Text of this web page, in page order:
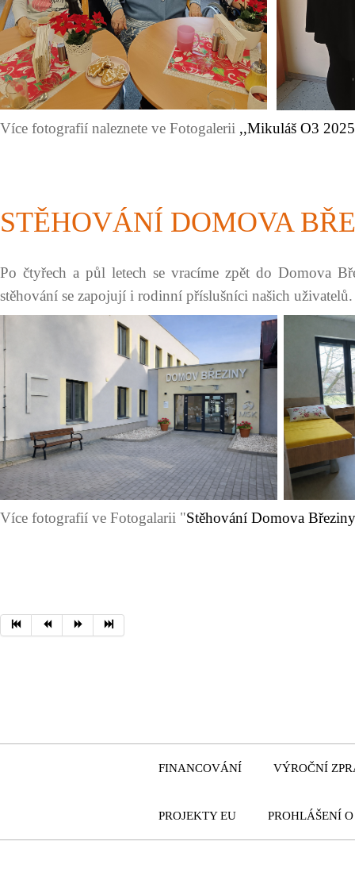
Více fotografií naleznete ve Fotogalerii ,,Mikuláš O3
STĚHOVÁNÍ DOMOVA
Po čtyřech a půl letech se vracíme zpět do Domova
stěhování se zapojují i rodinní příslušníci našich
Více fotografií ve Fotogalarii "Stěhování Domova Březiny
FINANCOVÁNÍ VÝROČNÍ
PROJEKTYEU PROHLÁŠENÍ